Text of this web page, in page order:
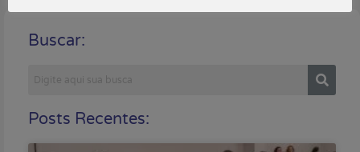
Buscar:
Posts Recentes: